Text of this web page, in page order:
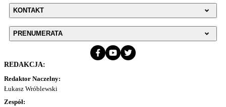
KONTAKT
PRENUMERATA
REDAKCJA:
Redaktor Naczelny:
Łukasz Wróblewski
Zespół: